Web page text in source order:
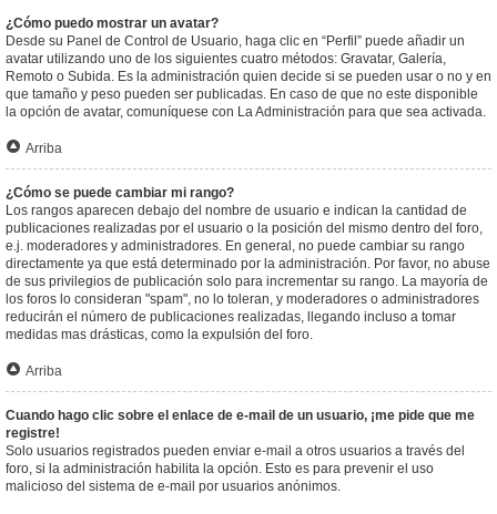
¿Cómo puedo mostrar un avatar?
Desde su Panel de Control de Usuario, haga clic en “Perfil” puede añadir un
avatar utilizando uno de los siguientes cuatro métodos: Gravatar, Galería,
Remoto o Subida. Es la administración quien decide si se pueden usar o no y en
que tamaño y peso pueden ser publicadas. En caso de que no este disponible
la opción de avatar, comuníquese con La Administración para que sea activada.
Arriba
¿Cómo se puede cambiar mi rango?
Los rangos aparecen debajo del nombre de usuario e indican la cantidad de
publicaciones realizadas por el usuario o la posición del mismo dentro del foro,
e.j. moderadores y administradores. En general, no puede cambiar su rango
directamente ya que está determinado por la administración. Por favor, no abuse
de sus privilegios de publicación solo para incrementar su rango. La mayoría de
los foros lo consideran "spam", no lo toleran, y moderadores o administradores
reducirán el número de publicaciones realizadas, llegando incluso a tomar
medidas mas drásticas, como la expulsión del foro.
Arriba
Cuando hago clic sobre el enlace de e-mail de un usuario, ¡me pide que me
registre!
Solo usuarios registrados pueden enviar e-mail a otros usuarios a través del
foro, si la administración habilita la opción. Esto es para prevenir el uso
malicioso del sistema de e-mail por usuarios anónimos.